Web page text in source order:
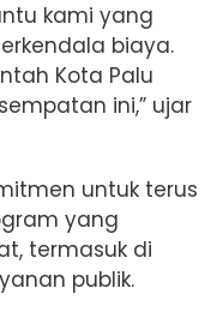
kami yang
biaya.
Kota Palu
ini,” ujar
untuk terus
yang
termasuk di
publik.